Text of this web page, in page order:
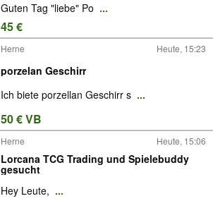
Guten Tag "liebe" Po ...
45 €
Herne Heute, 15:23
porzelan Geschirr
Ich biete porzellan Geschirr s ...
50 € VB
Herne Heute, 15:06
Lorcana TCG Trading und Spielebuddy
gesucht
Hey Leute, ...